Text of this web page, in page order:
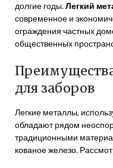
долгие годы.Легкий
современное и
ограждения частных
общественных
для заборов
Легкие металлы,
обладают рядом
традиционными
кованое железо.